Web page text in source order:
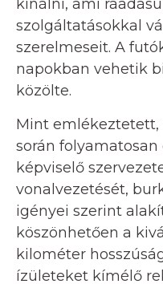
kínálni, ami
szolgáltatásokkal
szerelmeseit. A
napokban vehetik
közölte.
Mint emlékeztetett,
során
képviselő
vonalvezetését,
igényei szerint
köszönhetően a
kilométer
ízületeket kímélő